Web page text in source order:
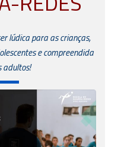
lúdica para as crianças,
e compreendida
adultos!